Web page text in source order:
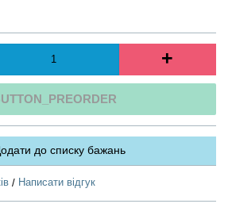
+
до списку бажань
/ Написати відгук